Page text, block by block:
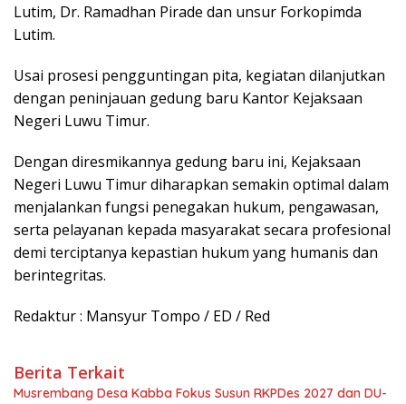
Lutim, Dr. Ramadhan Pirade dan unsur Forkopimda
Lutim.
Usai prosesi pengguntingan pita, kegiatan dilanjutkan
dengan peninjauan gedung baru Kantor Kejaksaan
Negeri Luwu Timur.
Dengan diresmikannya gedung baru ini, Kejaksaan
Negeri Luwu Timur diharapkan semakin optimal dalam
menjalankan fungsi penegakan hukum, pengawasan,
serta pelayanan kepada masyarakat secara profesional
demi terciptanya kepastian hukum yang humanis dan
berintegritas.
Redaktur : Mansyur Tompo / ED / Red
Berita Terkait
Musrembang Desa Kabba Fokus Susun RKPDes 2027 dan DU-